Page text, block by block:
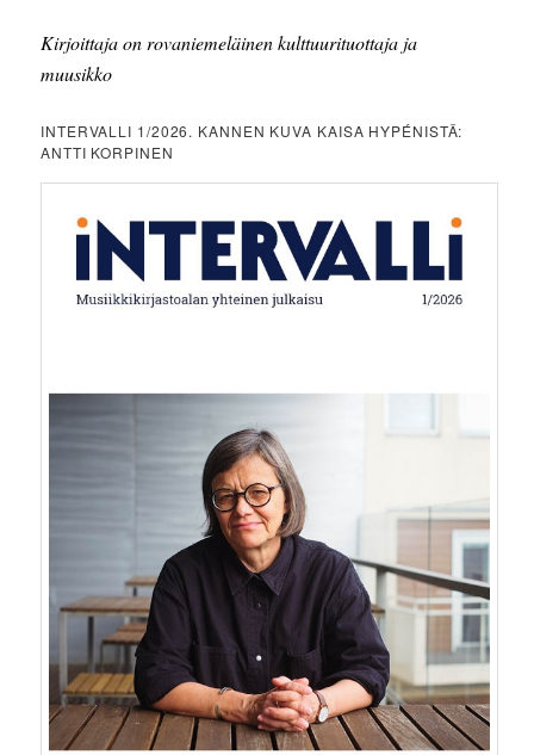
Kirjoittaja on rovaniemeläinen kulttuurituottaja ja
muusikko
INTERVALLI 1/2026. KANNEN KUVA KAISA HYPÉNISTÄ:
ANTTI KORPINEN